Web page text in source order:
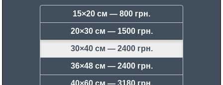
15×20 см — 800 грн.
20×30 см — 1500 грн.
30×40 см — 2400 грн.
36×48 см — 2400 грн.
40×60 см — 3180 грн.